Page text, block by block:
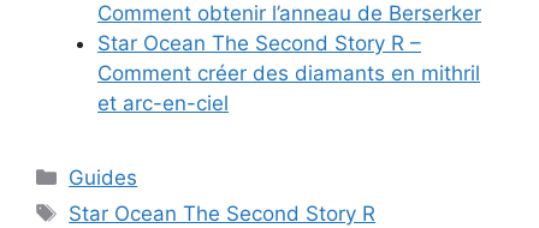
Comment obtenir l’anneau de Berserker
Star Ocean The Second Story R –
Comment créer des diamants en mithril
et arc-en-ciel
Catégories
Guides
Étiquettes
Star Ocean The Second Story R